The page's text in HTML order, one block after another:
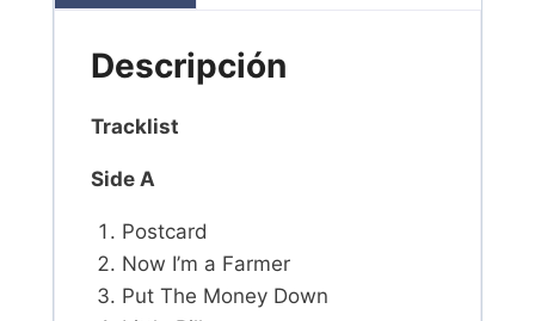
Descripción
Tracklist
Side A
Postcard
Now I’m a Farmer
Put The Money Down